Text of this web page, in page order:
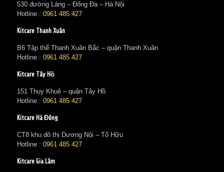
530 đường Láng – Đống Đa – Hà Nội
Hotline : 0961 485 427
Kitcare Thanh Xuân
B6 Tập thể Thanh Xuân Bắc – quận Thanh Xuân
Hotline : 0961 485 427
Kitcare Tây Hồ
151 Thụy Khuê – quận Tây Hồ
Hotline : 0961 485 427
Kitcare Hà Đông
CT8 khu đô thị Dương Nội – Tố Hữu
Hotline : 0961 485 427
Kitcare Gia Lâm